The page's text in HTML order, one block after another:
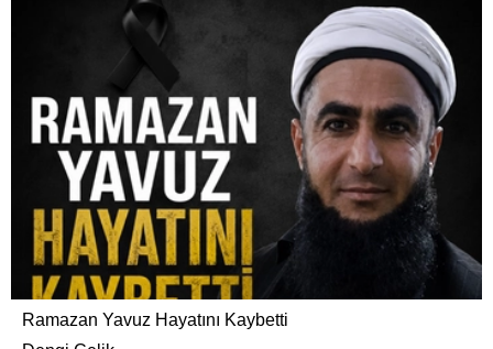
Ramazan Yavuz Hayatını Kaybetti